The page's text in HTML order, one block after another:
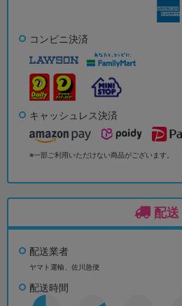
コンビニ決済
キャッシュレス決済
※一部ご利用いただけない商品がございます。
配送
配送業者
ヤマト運輸、佐川急便
配送時間